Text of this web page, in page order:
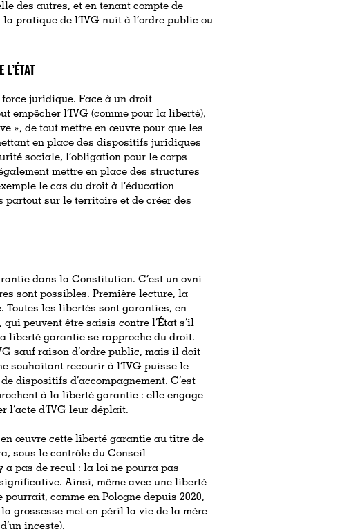
des autres, et en tenant compte de
pratique de l’IVG nuit à l’ordre public ou
juridique. Face à un droit
empêcher l’IVG (comme pour la liberté),
», de tout mettre en œuvre pour que les
en place des dispositifs juridiques
sociale, l’obligation pour le corps
mettre en place des structures
le cas du droit à l’éducation
sur le territoire et de créer des
dans laConstitution. C’est un ovni
sont possibles. Première lecture, la
Toutes les libertés sont garanties, en
peuvent être saisis contre l’État s’il
liberté garantie se rapproche du droit.
sauf raison d’ordre public, mais il doit
souhaitant recourir à l’IVG puisse le
dispositifs d’accompagnement. C’est
à la liberté garantie : elle engage
l’acte d’IVG leur déplaît.
en œuvre cette liberté garantie au titre de
sous le contrôle du Conseil
a pas de recul : la loi ne pourra pas
Ainsi, même avec une liberté
comme en Pologne depuis 2020,
grossesse met en péril la vie de la mère
inceste).